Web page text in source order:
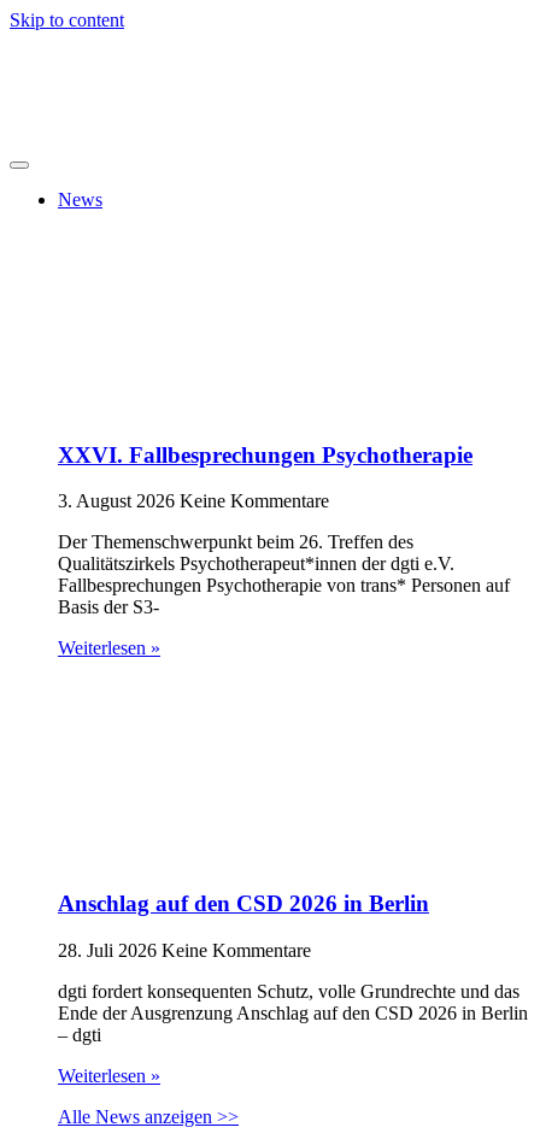
Skip to content
News
XXVI. Fallbesprechungen Psychotherapie
3. August 2026 Keine Kommentare
Der Themenschwerpunkt beim 26. Treffen des
Qualitätszirkels Psychotherapeut*innen der dgti e.V.
Fallbesprechungen Psychotherapie von trans* Personen auf
Basis der S3-
Weiterlesen »
Anschlag auf den CSD 2026 in Berlin
28. Juli 2026 Keine Kommentare
dgti fordert konsequenten Schutz, volle Grundrechte und das
Ende der Ausgrenzung Anschlag auf den CSD 2026 in Berlin
– dgti
Weiterlesen »
Alle News anzeigen >>